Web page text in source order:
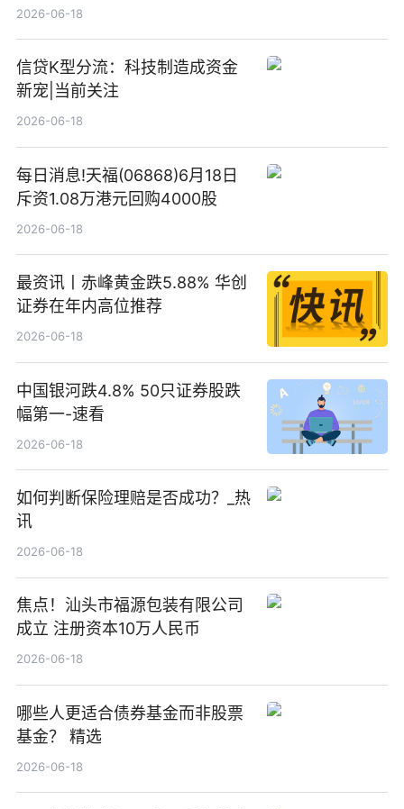
2026-06-18
信贷K型分流：科技制造成资金
新宠|当前关注
2026-06-18
每日消息!天福(06868)6月18日
斥资1.08万港元回购4000股
2026-06-18
最资讯丨赤峰黄金跌5.88% 华创
证券在年内高位推荐
2026-06-18
中国银河跌4.8% 50只证券股跌
幅第一-速看
2026-06-18
如何判断保险理赔是否成功？_热
讯
2026-06-18
焦点！汕头市福源包装有限公司
成立 注册资本10万人民币
2026-06-18
哪些人更适合债券基金而非股票
基金？ 精选
2026-06-18